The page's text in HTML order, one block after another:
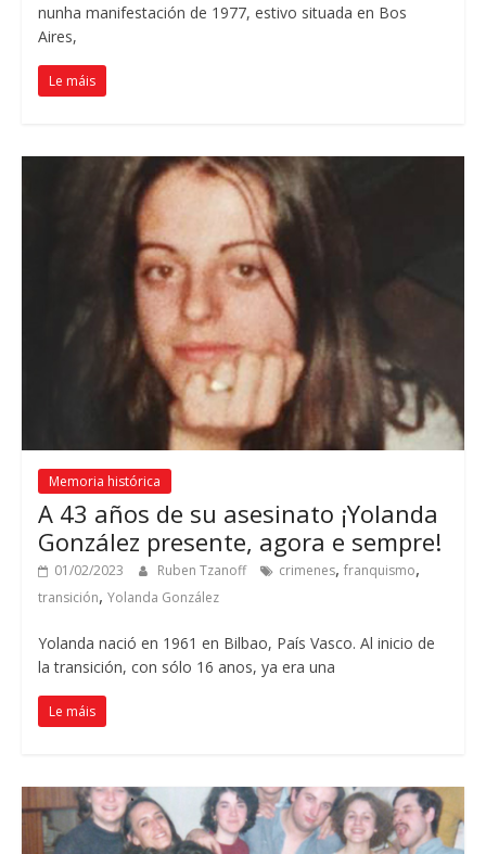
nunha manifestación de 1977, estivo situada en Bos
Aires,
Le máis
Memoria histórica
A 43 años de su asesinato ¡Yolanda
González presente, agora e sempre!
01/02/2023 Ruben Tzanoff crimenes, franquismo,
transición, Yolanda González
Yolanda nació en 1961 en Bilbao, País Vasco. Al inicio de
la transición, con sólo 16 anos, ya era una
Le máis